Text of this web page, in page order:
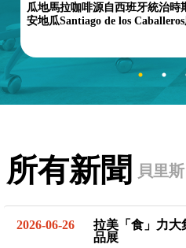
瓜地馬拉咖啡源自西班牙統治
安地瓜Santiago de los
所有新聞 貝里斯
2026-06-26
拉美「食」力
品展